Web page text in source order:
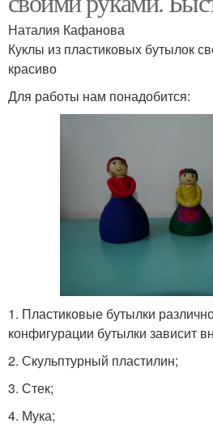
Наталия Кафанова
Куклы из пластиковых бутылок
красиво
Для работы нам понадобится:
1. Пластиковые бутылки
конфигурации бутылки зависит
2. Скульптурный пластилин;
3. Стек;
4. Мука;